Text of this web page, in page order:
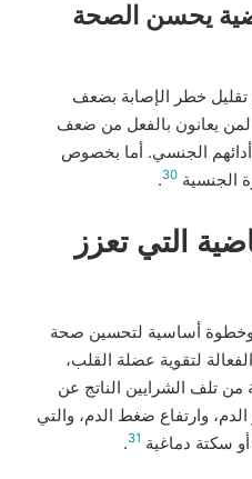
يحسن الصحة
تقليل خطر الإصابة بضعف
لمن يعانون بالفعل من ضعف
الجنسي. أما بخصوص
الجنسية 30
.
التي تعزز
وخطوة أساسية لتحسين صحة
لتقوية عضلة القلب،
تلف الشرايين الناتج عن
وارتفاع ضغط الدم، والتي
أو سكتة دماغية 31
.